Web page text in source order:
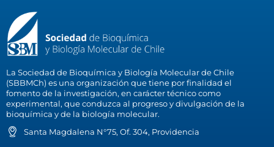
La Sociedad de Bioquímica y Biología Molecular de Chile
(SBBMCh) es una organización que tiene por finalidad el
fomento de la investigación, en carácter técnico como
experimental, que conduzca al progreso y divulgación de la
bioquímica y de la biología molecular.
Santa Magdalena N°75, Of. 304, Providencia